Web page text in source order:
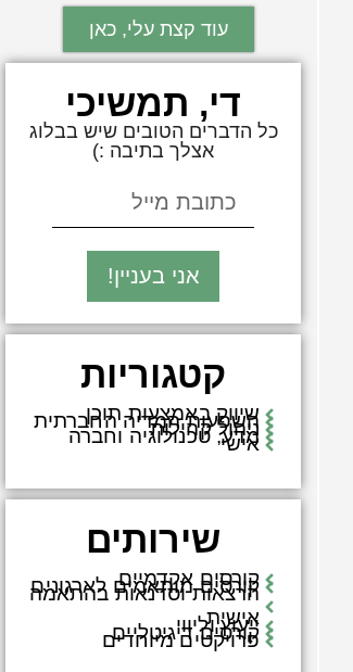
עוד קצת עלי, כאן
די, תמשיכי
כל הדברים הטובים שיש בבלוג
אצלך בתיבה :)
אני בעניין!
קטגוריות
שיווק באמצעות תוכן
השפעות המדיה החברתית
ניהול קהילות
מדע, טכנולוגיה וחברה
אישי
שירותים
קורסים אקדמיים
קורסים מותאמים לארגונים
הרצאות וסדנאות בהתאמה
אישית
ייעוץ וליווי
קורסים דיגיטליים
פרויקטים מיוחדים